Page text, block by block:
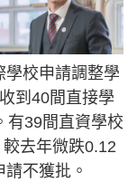
學校申請調整學
到40間直接學
有39間直資學校
去年微跌0.12
不獲批。